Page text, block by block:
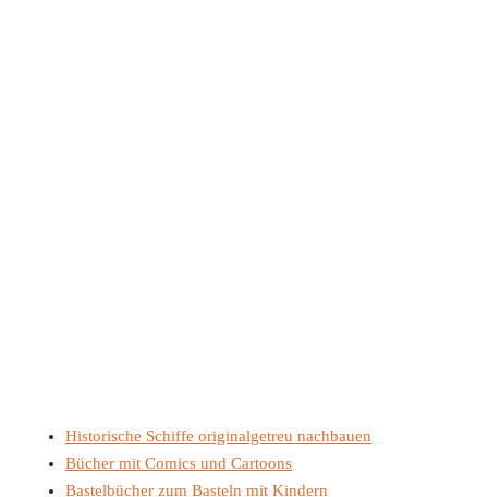
Historische Schiffe originalgetreu nachbauen
Bücher mit Comics und Cartoons
Bastelbücher zum Basteln mit Kindern